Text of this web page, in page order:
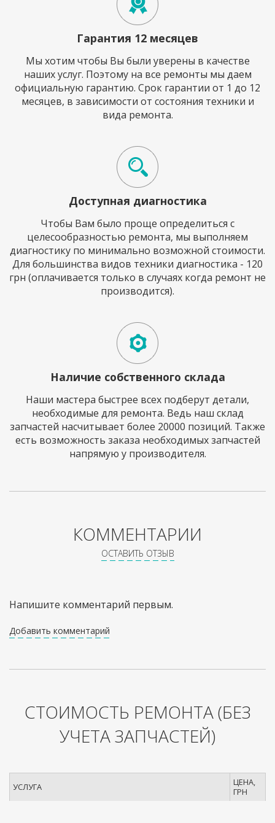
Гарантия 12 месяцев
Мы хотим чтобы Вы были уверены в качестве
наших услуг. Поэтому на все ремонты мы даем
официальную гарантию. Срок гарантии от 1 до 12
месяцев, в зависимости от состояния техники и
вида ремонта.
Доступная диагностика
Чтобы Вам было проще определиться с
целесообразностью ремонта, мы выполняем
диагностику по минимально возможной стоимости.
Для большинства видов техники диагностика - 120
грн (оплачивается только в случаях когда ремонт не
производится).
Наличие собственного склада
Наши мастера быстрее всех подберут детали,
необходимые для ремонта. Ведь наш склад
запчастей насчитывает более 20000 позиций. Также
есть возможность заказа необходимых запчастей
напрямую у производителя.
КОММЕНТАРИИ
ОСТАВИТЬ ОТЗЫВ
Напишите комментарий первым.
Добавить комментарий
СТОИМОСТЬ РЕМОНТА(БЕЗ
УЧЕТА ЗАПЧАСТЕЙ)
УСЛУГА
ЦЕНА,
ГРН